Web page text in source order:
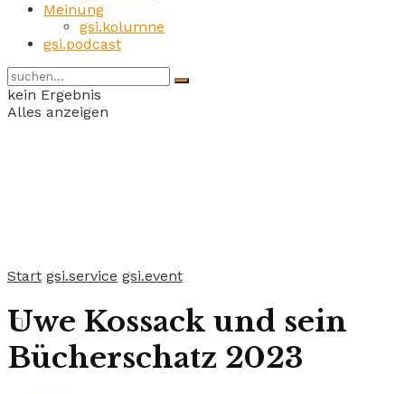
Meinung
gsi.kolumne
gsi.podcast
kein Ergebnis
Alles anzeigen
Start gsi.service gsi.event
Uwe Kossack und sein
Bücherschatz 2023